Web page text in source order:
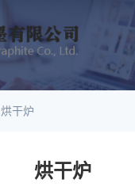
烘干炉
烘干炉